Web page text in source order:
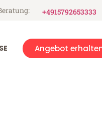
+4915792653333
Angebot